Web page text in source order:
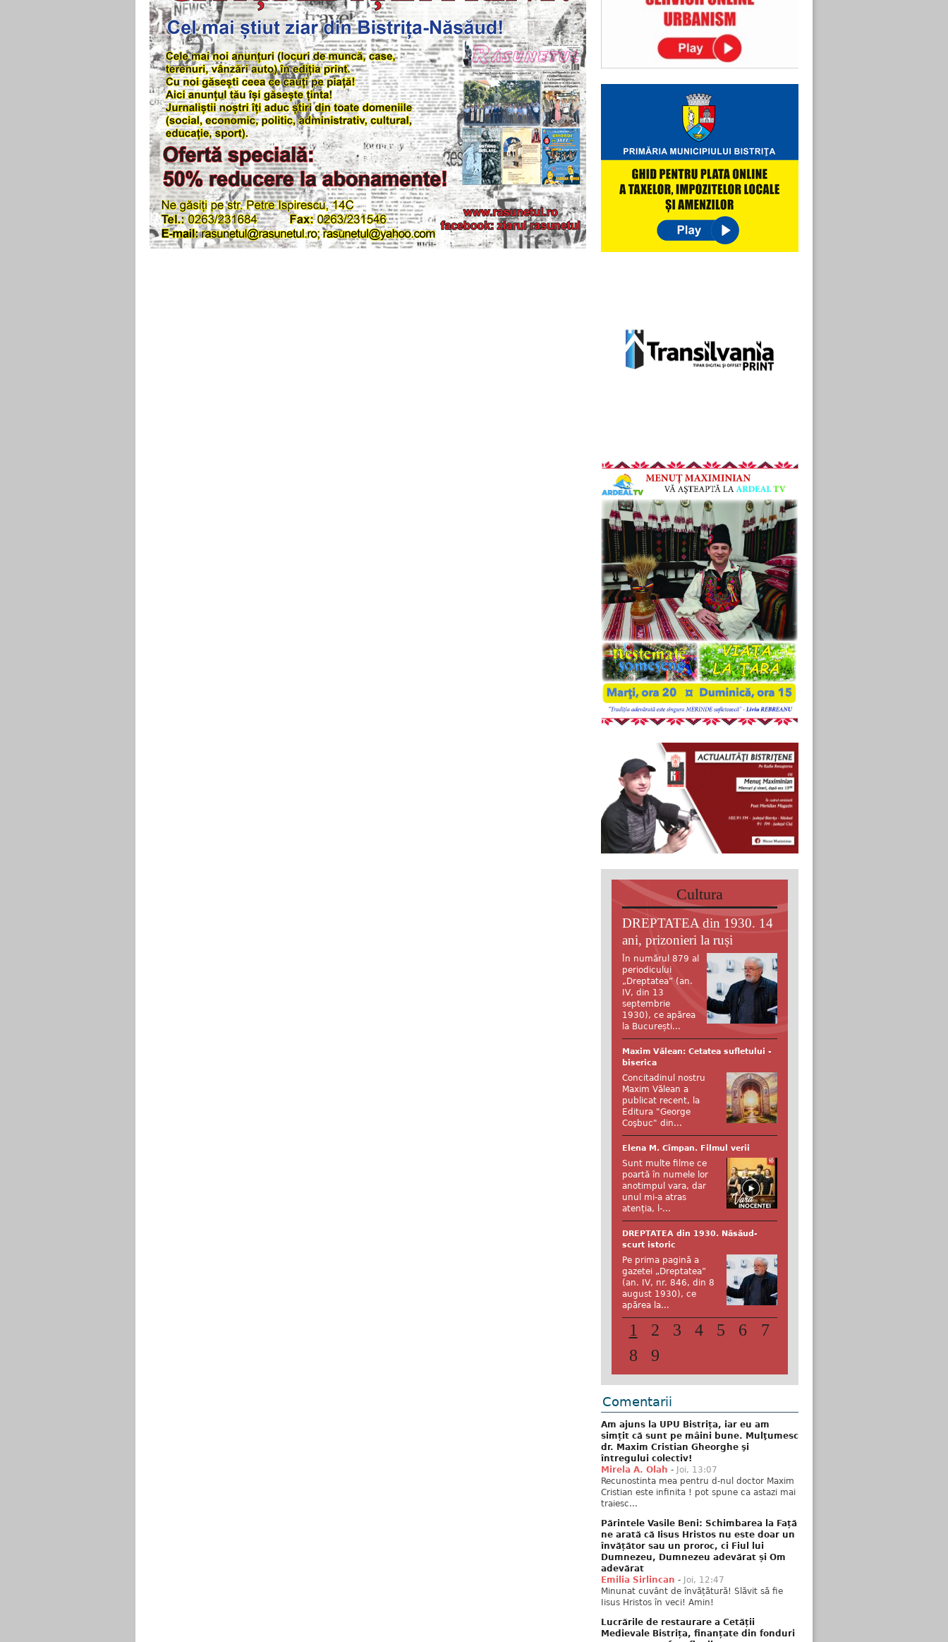
Cultura
DREPTATEA din 1930. 14
ani, prizonieri la ruși
În numărul 879 al
periodicului
„Dreptatea” (an.
IV, din 13
septembrie
1930), ce apărea
la București...
Maxim Vălean: Cetatea sufletului -
biserica
Concitadinul nostru
Maxim Vălean a
publicat recent, la
Editura "George
Coşbuc" din...
Elena M. Cîmpan. Filmul verii
Sunt multe filme ce
poartă în numele lor
anotimpul vara, dar
unul mi-a atras
atenția, l-...
DREPTATEA din 1930. Năsăud-
scurt istoric
Pe prima pagină a
gazetei „Dreptatea”
(an. IV, nr. 846, din 8
august 1930), ce
apărea la...
1 2 3 4 5 6
7
8
9
Comentarii
Am ajuns la UPU Bistrița, iar eu am
simțit că sunt pe mâini bune. Mulţumesc
dr. Maxim Cristian Gheorghe şi
întregului colectiv!
Mirela A. Olah - Joi, 13:07
Recunostinta mea pentru d-nul doctor Maxim
Cristian este infinita ! pot spune ca astazi mai
traiesc...
Părintele Vasile Beni: Schimbarea la Față
ne arată că Iisus Hristos nu este doar un
învățător sau un proroc, ci Fiul lui
Dumnezeu, Dumnezeu adevărat și Om
adevărat
Emilia Sirlincan - Joi, 12:47
Minunat cuvânt de învățătură! Slăvit să fie
Iisus Hristos în veci! Amin!
Lucrările de restaurare a Cetății
Medievale Bistrița, finanțate din fonduri